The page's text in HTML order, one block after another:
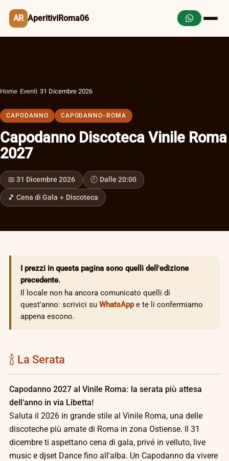
AR AperitiviRoma06
Home Eventi 31 Dicembre 2026
CAPODANNO CAPODANNO-ROMA
Capodanno Discoteca Vinile Roma
2027
📅 31 Dicembre 2026 🕗 Dalle 20:00
🎵 Cena di Gala + Discoteca
I prezzi in questa pagina sono quelli dell'edizione
precedente.
Il locale non ha ancora comunicato quelli di
quest'anno: scrivici su WhatsAppe te li confermiamo
appena escono.
🍾 La Serata
Capodanno 2027 al Vinile Roma: la serata più attesa
dell'anno in via Libetta!
Saluta il 2026 in grande stile al Vinile Roma, una delle
discoteche più amate di Roma in zona Ostiense. Il 31
dicembre ti aspettano cena di gala, privé in velluto, live
music e djset Dance fino all'alba. Un Capodanno da vivere